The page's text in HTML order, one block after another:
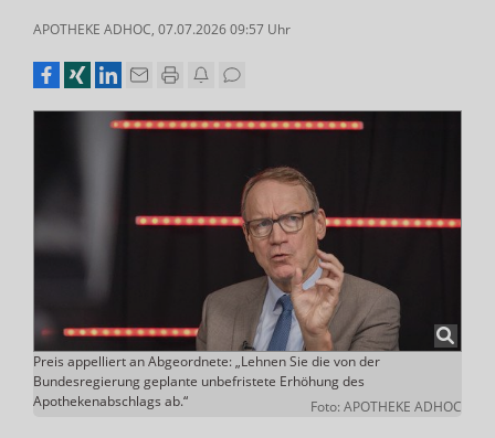
APOTHEKE ADHOC, 07.07.2026 09:57 Uhr
Preis appelliert an Abgeordnete: „Lehnen Sie die von der
Bundesregierung geplante unbefristete Erhöhung des
Apothekenabschlags ab.“
Foto: APOTHEKE ADHOC